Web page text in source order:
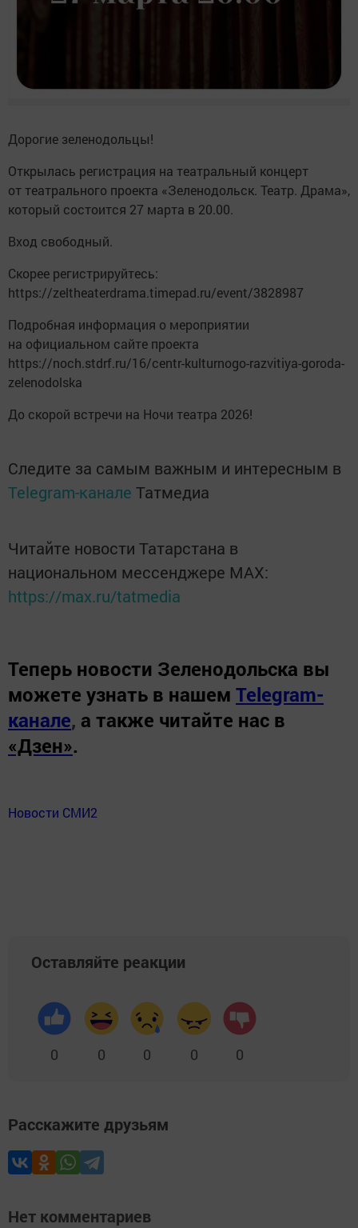
Дорогие зеленодольцы!
Открылась регистрация на театральный концерт
от театрального проекта «Зеленодольск. Театр. Драма»,
который состоится 27 марта в 20.00.
Вход свободный.
Скорее регистрируйтесь:
https://zeltheaterdrama.timepad.ru/event/3828987
Подробная информация о мероприятии
на официальном сайте проекта
https://noch.stdrf.ru/16/centr-kulturnogo-razvitiya-goroda-
zelenodolska
До скорой встречи на Ночи театра 2026!
Следите за самым важным и интересным в
Telegram-канале Татмедиа
Читайте новости Татарстана в
национальном мессенджере MАХ:
https://max.ru/tatmedia
Теперь новости Зеленодольска вы
можете узнать в нашем Telegram-
канале, а также читайте нас в
«Дзен».
Новости СМИ2
Оставляйте реакции
0 0 0 0 0
Расскажите друзьям
Нет комментариев